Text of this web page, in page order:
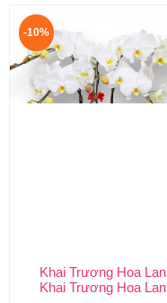
-10%
Khai Trương Hoa Lan
Khai Trương Hoa Lan